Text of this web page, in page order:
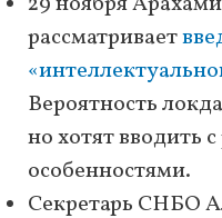
рассматривает
Вероятность
но хотят вводить
особенностями.
Секретарь СНБО